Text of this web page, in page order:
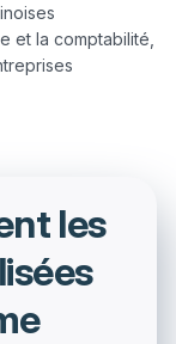
et la comptabilité,
les